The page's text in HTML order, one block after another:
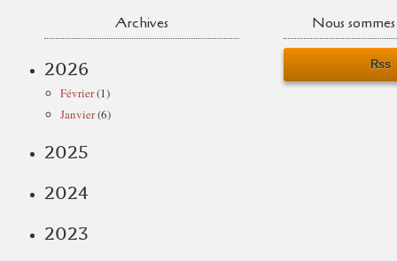
Archives
2026
Février(1)
Janvier(6)
2025
2024
2023
Nous
Rss